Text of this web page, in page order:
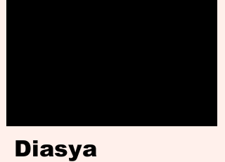
Diasya